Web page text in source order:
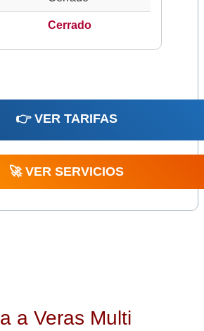
Cerrado
👉 VER TARIFAS
🚀 VER SERVICIOS
a Veras Multi